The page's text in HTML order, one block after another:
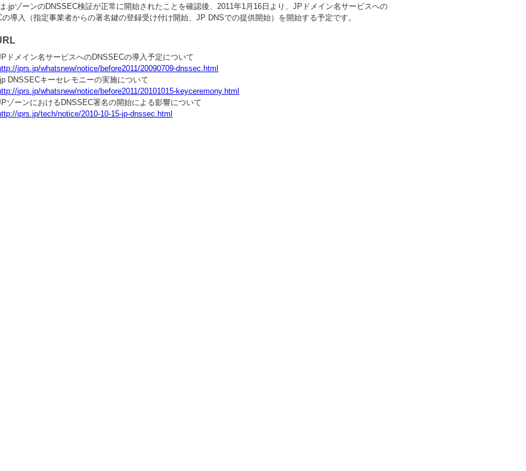
.jpゾーンのDNSSEC検証が正常に開始されたことを確認後、2011年1月16日より、JPドメイン名サービスへの
の導入（指定事業者からの署名鍵の登録受け付け開始、JP DNSでの提供開始）を開始する予定です。
ドメイン名サービスへのDNSSECの導入予定について
jprs.jp/whatsnew/notice/before2011/20090709-dnssec.html
.jp DNSSECキーセレモニーの実施について
jprs.jp/whatsnew/notice/before2011/20101015-keyceremony.html
ゾーンにおけるDNSSEC署名の開始による影響について
jprs.jp/tech/notice/2010-10-15-jp-dnssec.html